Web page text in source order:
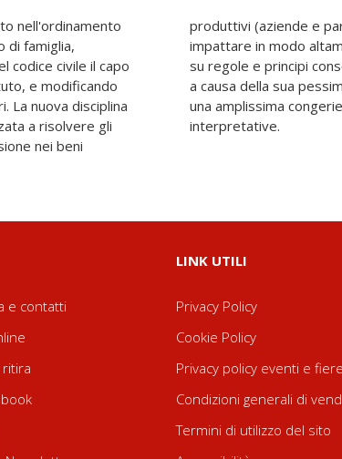
nell'ordinamento
di famiglia,
codice civile il capo
e modificando
La nuova disciplina
a risolvere gli
nei beni
- sembra
dirompente,
successorio, ma,
il proliferare di
opzioni
interpretative.
e contatti
LINK UTILI
Privacy Policy
Cookie Policy
Privacy policy eventi e fiere
Condizioni generali di
Termini di utilizzo del sito